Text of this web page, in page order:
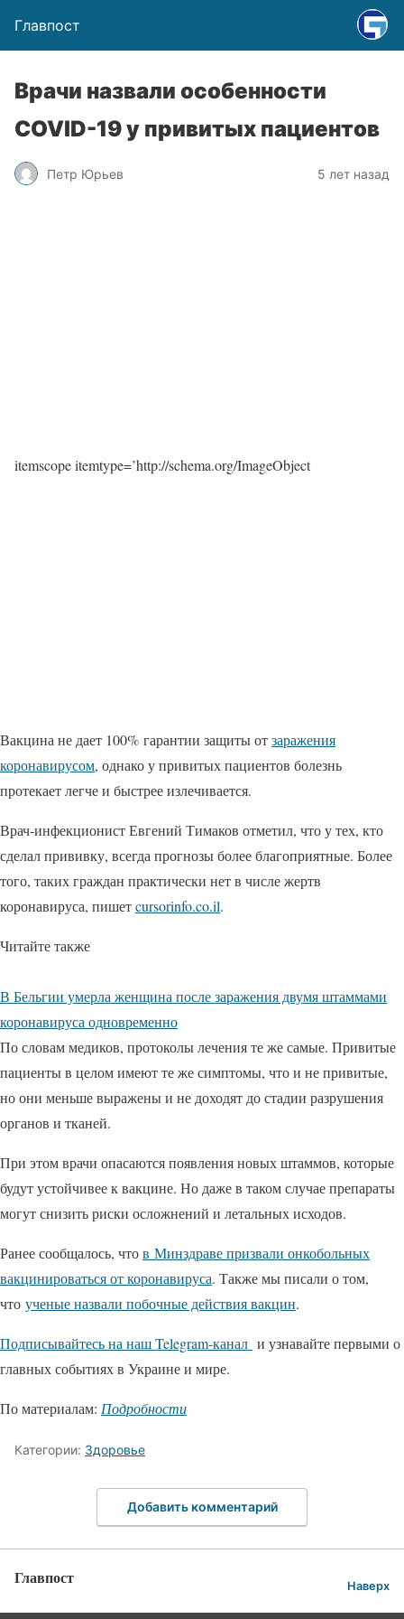
Главпост
Врачи назвали особенности
COVID-19 у привитых пациентов
Петр Юрьев 5 лет назад
itemscope itemtype=’http://schema.org/ImageObject
Вакцина не дает 100% гарантии защиты отзаражения
коронавирусом, однако у привитых пациентов болезнь
протекает легче и быстрее излечивается.
Врач-инфекционист Евгений Тимаков отметил, что у тех, кто
сделал прививку, всегда прогнозы более благоприятные. Более
того, таких граждан практически нет в числе жертв
коронавируса, пишетcursorinfo.co.il.
Читайте также
В Бельгии умерла женщина после заражения двумя штаммами
коронавируса одновременно
По словам медиков, протоколы лечения те же самые. Привитые
пациенты в целом имеют те же симптомы, что и не привитые,
но они меньше выражены и не доходят до стадии разрушения
органов и тканей.
При этом врачи опасаются появления новых штаммов, которые
будут устойчивее к вакцине. Но даже в таком случае препараты
могут снизить риски осложнений и летальных исходов.
Ранее сообщалось, чтов Минздраве призвали онкобольных
вакцинироваться от коронавируса. Также мы писали о том,
что ученые назвали побочные действия вакцин.
Подписывайтесь на наш Telegram-канал и узнавайте первыми о
главных событиях в Украине и мире.
По материалам: Подробности
Категории: Здоровье
Добавить комментарий
Главпост Наверх